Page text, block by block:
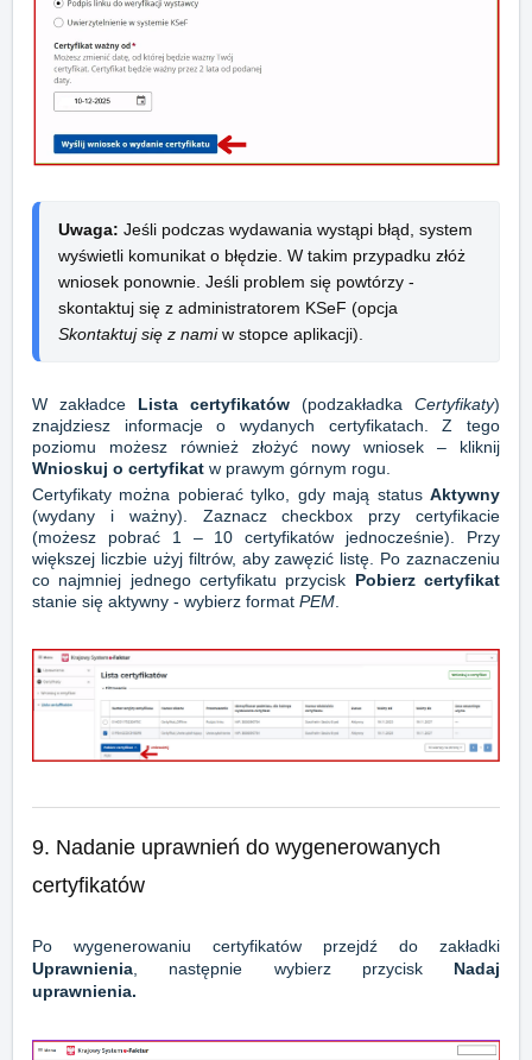
Uwaga: Jeśli podczas wydawania wystąpi błąd, system
wyświetli komunikat o błędzie. W takim przypadku złóż
wniosek ponownie. Jeśli problem się powtórzy -
Skontaktuj się z nami w stopce aplikacji).
W zakładce Lista certyfikatów (podzakładka Certyfikaty)
znajdziesz informacje o wydanych certyfikatach. Z tego
poziomu możesz również złożyć nowy wniosek – kliknij
Wnioskuj o certyfikat w prawym górnym rogu.
Certyfikaty można pobierać tylko, gdy mają status Aktywny
(wydany i ważny). Zaznacz checkbox przy certyfikacie
(możesz pobrać 1 – 10 certyfikatów jednocześnie). Przy
większej liczbie użyj filtrów, aby zawęzić listę. Po zaznaczeniu
co najmniej jednego certyfikatu przycisk Pobierz certyfikat
stanie się aktywny - wybierz format PEM.
9. Nadanie uprawnień do wygenerowanych
certyfikatów
Po wygenerowaniu certyfikatów przejdź do zakładki
Uprawnienia , następnie wybierz przycisk Nadaj
uprawnienia.